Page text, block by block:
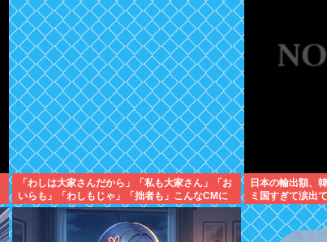
「わしは大家さんだから」「私も大家さん」「お
いらも」「わしもじゃ」「拙者も」こんなCMに
騙された日本人
日本の輸出額、
ミ国すぎて涙出